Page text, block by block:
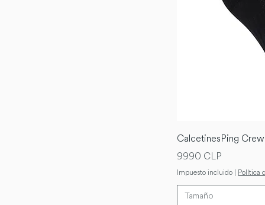
CalcetinesPing
Precio
9990 CLP
Impuesto incluido | Política
Tamaño